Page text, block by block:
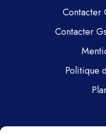
Contacter
Contacter
Politique